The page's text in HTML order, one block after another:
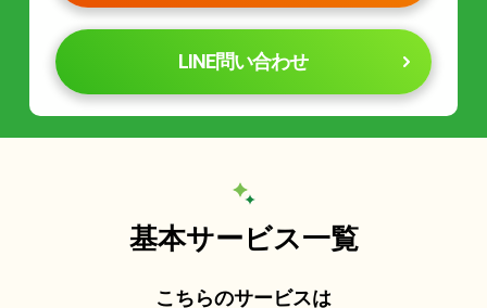
LINE問い合わせ
基本サービス一覧
こちらのサービスは